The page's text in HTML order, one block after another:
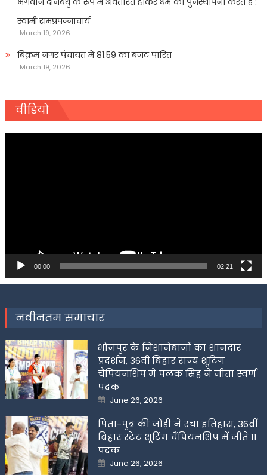
स्वामी रामप्रपन्नाचार्य
March 19, 2026
बिक्रम नगर पंचायत में 81.59 का बजट पारित
March 19, 2026
वीडियो
00:00 02:21
नवीनतम समाचार
भोजपुर के निशानेबाजों का शानदार
प्रदर्शन, 36वीं बिहार राज्य शूटिंग
चैंपियनशिप में पलक सिंह ने जीता स्वर्ण
पदक
Posted
on
June 26, 2026
पिता-पुत्र की जोड़ी ने रचा इतिहास, 36वीं
बिहार स्टेट शूटिंग चैंपियनशिप में जीते 11
पदक
Posted
on
June 26, 2026